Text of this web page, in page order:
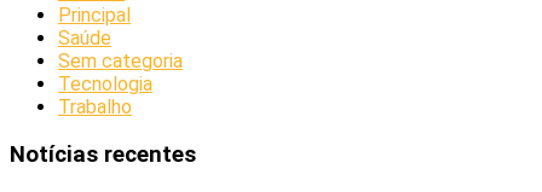
Principal
Saúde
Sem categoria
Tecnologia
Trabalho
Notícias recentes